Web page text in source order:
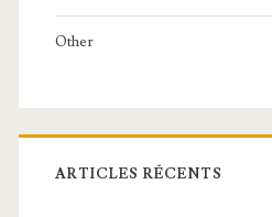
Other
ARTICLES RÉCENTS